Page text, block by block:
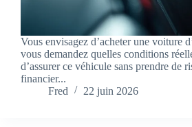
Vous envisagez d’acheter une voiture
vous demandez quelles conditions
d’assurer ce véhicule sans prendre de
financier...
Fred
22 juin 2026